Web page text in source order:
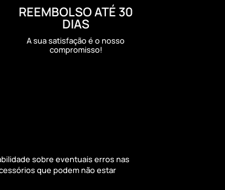
REEMBOLSO ATÉ 30
DIAS
A sua satisfação é o nosso
compromisso!
sobre eventuais erros nas
que podem não estar